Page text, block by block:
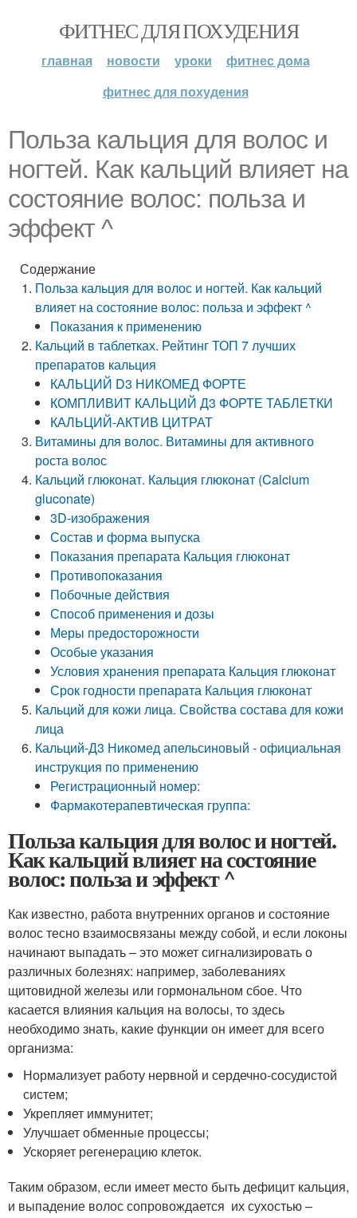
ФИТНЕС ДЛЯ ПОХУДЕНИЯ
главная новости уроки
фитнес дома
фитнес для похудения
Польза кальция для волос и
ногтей. Как кальций влияет на
состояние волос: польза и
эффект ^
Содержание
Польза кальция для волос и ногтей. Как кальций
влияет на состояние волос: польза и эффект ^
Показания к применению
Кальций в таблетках. Рейтинг ТОП 7 лучших
препаратов кальция
КАЛЬЦИЙ D3 НИКОМЕД ФОРТЕ
КОМПЛИВИТ КАЛЬЦИЙ Д3 ФОРТЕ ТАБЛЕТКИ
КАЛЬЦИЙ-АКТИВ ЦИТРАТ
Витамины для волос. Витамины для активного
роста волос
Кальций глюконат. Кальция глюконат (Calcium
gluconate)
3D-изображения
Состав и форма выпуска
Показания препарата Кальция глюконат
Противопоказания
Побочные действия
Способ применения и дозы
Меры предосторожности
Особые указания
Условия хранения препарата Кальция глюконат
Срок годности препарата Кальция глюконат
Кальций для кожи лица. Свойства состава для кожи
лица
Кальций-Д3 Никомед апельсиновый - официальная
инструкция по применению
Регистрационный номер:
Фармакотерапевтическая группа:
Польза кальция для волос и ногтей.
Как кальций влияет на состояние
волос: польза и эффект ^
Как известно, работа внутренних органов и состояние
волос тесно взаимосвязаны между собой, и если локоны
начинают выпадать – это может сигнализировать о
различных болезнях: например, заболеваниях
щитовидной железы или гормональном сбое. Что
касается влияния кальция на волосы, то здесь
необходимо знать, какие функции он имеет для всего
организма:
Нормализует работу нервной и сердечно-сосудистой
систем;
Укрепляет иммунитет;
Улучшает обменные процессы;
Ускоряет регенерацию клеток.
Таким образом, если имеет место быть дефицит кальция,
и выпадение волос сопровождается их сухостью –